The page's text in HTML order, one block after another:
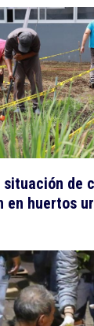
situación de
en huertos